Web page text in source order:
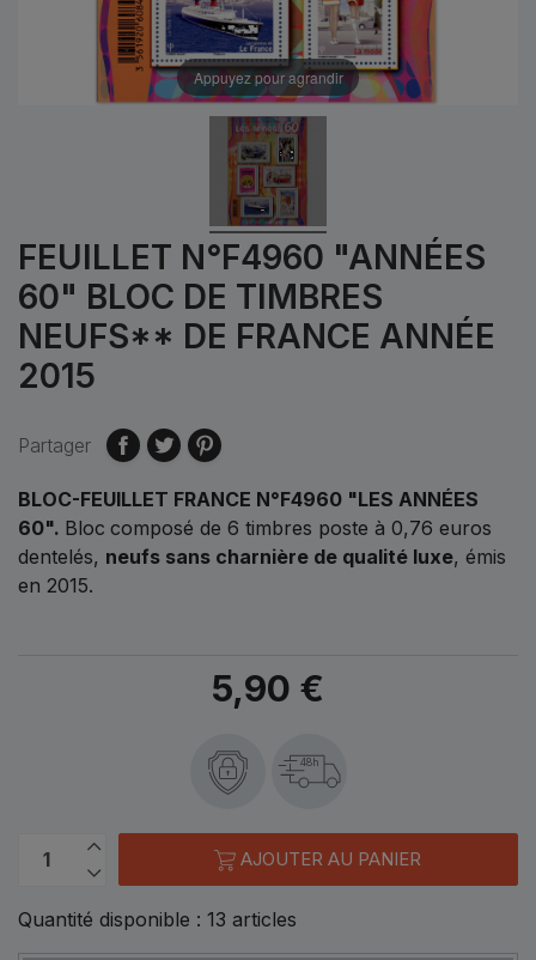
Appuyez pour agrandir
FEUILLET N°F4960 "ANNÉES
60" BLOC DE TIMBRES
NEUFS** DE FRANCE ANNÉE
2015
Partager
BLOC-FEUILLET FRANCE N°F4960 "LES ANNÉES
60". Bloc composé de 6 timbres poste à 0,76 euros
dentelés, neufs sans charnière de qualité luxe, émis
en 2015.
5,90 €
48h
AJOUTER AU PANIER
Quantité disponible : 13 articles